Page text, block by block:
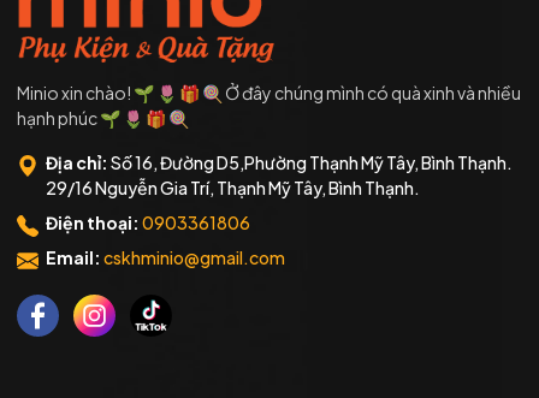
Minio xin chào! 🌱 🌷 🎁 🍭 Ở đây chúng mình có quà xinh và nhiều
hạnh phúc 🌱 🌷 🎁 🍭
Địa chỉ: Số 16, Đường D5,Phường Thạnh Mỹ Tây, Bình Thạnh.
29/16 Nguyễn Gia Trí, Thạnh Mỹ Tây, Bình Thạnh.
Điện thoại: 0903361806
Email: cskhminio@gmail.com